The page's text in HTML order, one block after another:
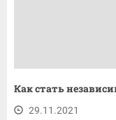
Как стать
29.11.2021